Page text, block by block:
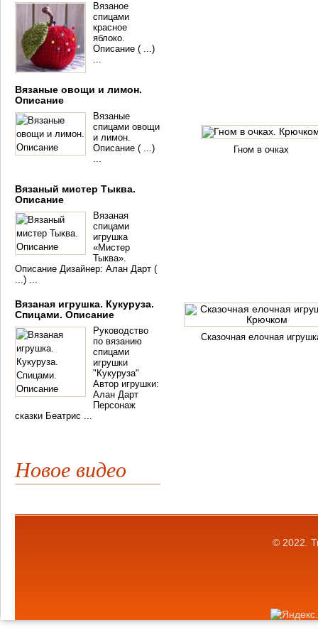
Гном в очках
Сказочная елочная
Вязаное
спицами
красное
яблоко.
Описание ( ...)
...
Вязаные овощи и лимон.
Описание
Вязаные
спицами овощи
и лимон.
Описание ( ...)
...
Вязаный мистер Тыква.
Описание
Вязаная
спицами
игрушка
«Мистер
Тыква».
Описание Дизайнер: Алан Дарт (
...) ...
Вязаная игрушка. Кукуруза.
Спицами. Описание
Руководство
по вязанию
спицами
игрушки
"Кукуруза"
Автор игрушки:
Алан Дарт
Персонаж
сказки Беатрис ...
Новое видео
© 2022.